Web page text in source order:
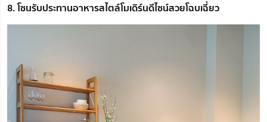
8. โซนรับประทานอาหารสไตล์โมเดิร์นดีไซน์สวยโฉบเฉี่ยว